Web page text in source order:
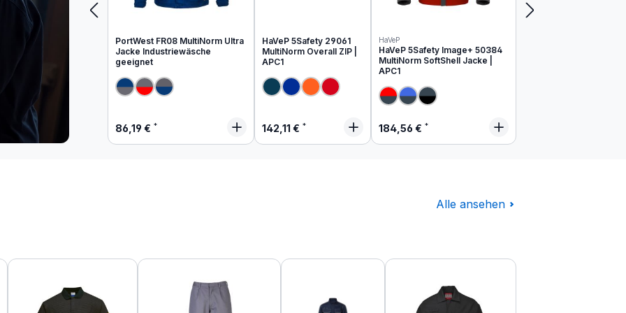
PortWest FR08 MultiNorm Ultra
Jacke Industriewäsche
geeignet
Regulärer Preis:
86,19 €
HaVeP 5Safety 29061
MultiNorm Overall ZIP |
APC1
Regulärer Preis:
142,11 €
HaVeP
HaVeP 5Safety Image+ 50384
MultiNorm SoftShell Jacke |
APC1
Regulärer Preis:
184,56 €
Alle ansehen